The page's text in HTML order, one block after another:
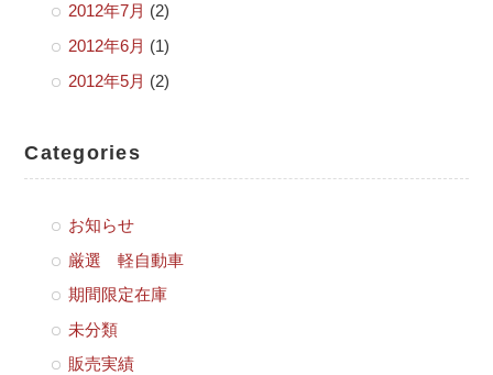
2012年7月 (2)
2012年6月 (1)
2012年5月 (2)
Categories
お知らせ
厳選 軽自動車
期間限定在庫
未分類
販売実績